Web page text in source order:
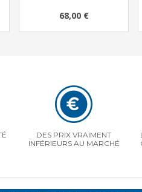
68,00 €
DES PRIX VRAIMENT
INFÉRIEURS AU MARCHÉ